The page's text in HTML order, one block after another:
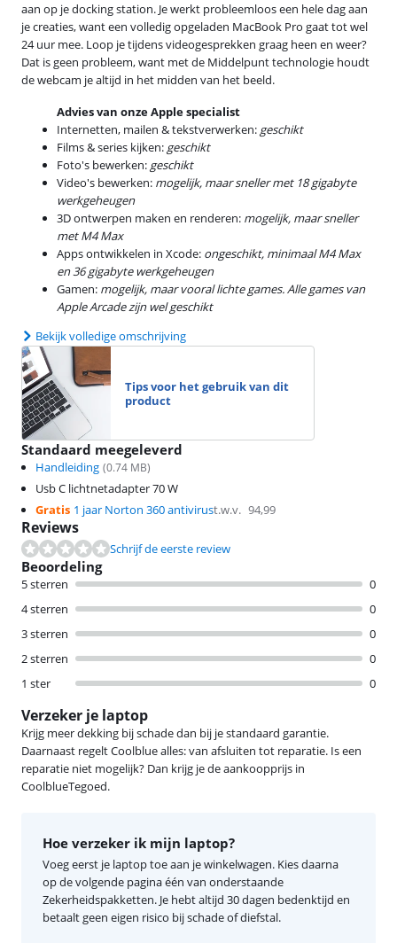
aan op je docking station. Je werkt probleemloos een hele dag aan
je creaties, want een volledig opgeladen MacBook Pro gaat tot wel
24 uur mee. Loop je tijdens videogesprekken graag heen en weer?
Dat is geen probleem, want met de Middelpunt technologie houdt
de webcam je altijd in het midden van het beeld.
Advies van onze Apple specialist
Internetten, mailen & tekstverwerken: geschikt
Films & series kijken: geschikt
Foto's bewerken: geschikt
Video's bewerken: mogelijk, maar sneller met 18 gigabyte
werkgeheugen
3D ontwerpen maken en renderen: mogelijk, maar sneller
met M4 Max
Apps ontwikkelen in Xcode: ongeschikt, minimaal M4 Max
en 36 gigabyte werkgeheugen
Gamen: mogelijk, maar vooral lichte games. Alle games van
Apple Arcade zijn wel geschikt
Bekijk volledige omschrijving
Tips voor het gebruik van dit
product
Standaard meegeleverd
Handleiding (0.74 MB)
Usb C lichtnetadapter 70 W
Gratis 1 jaar Norton 360 antivirust.w.v. 94,99
Reviews
Schrijf de eerste review
Beoordeling
5 sterren
0
4 sterren
0
3 sterren
0
2 sterren
0
1 ster
0
Verzeker je laptop
Krijg meer dekking bij schade dan bij je standaard garantie.
Daarnaast regelt Coolblue alles: van afsluiten tot reparatie. Is een
reparatie niet mogelijk? Dan krijg je de aankoopprijs in
CoolblueTegoed.
Hoe verzeker ik mijn laptop?
Voeg eerst je laptop toe aan je winkelwagen. Kies daarna
op de volgende pagina één van onderstaande
Zekerheidspakketten. Je hebt altijd 30 dagen bedenktijd en
betaalt geen eigen risico bij schade of diefstal.